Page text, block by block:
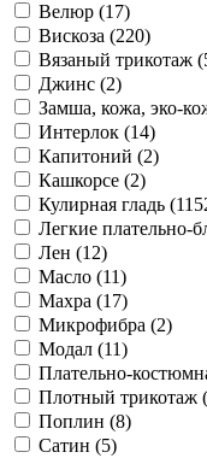
Велюр (17)
Вискоза (220)
Вязаный трикотаж (
Джинс (2)
Замша, кожа, эко-
Интерлок (14)
Капитоний (2)
Кашкорсе (2)
Кулирная гладь (
Легкие плательно-
Лен (12)
Масло (11)
Махра (17)
Микрофибра (2)
Модал (11)
Плательно-
Плотный трикотаж (
Поплин (8)
Сатин (5)